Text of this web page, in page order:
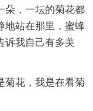
朵，一坛的菊花都
地站在那里，蜜蜂
诉我自己有多美
菊花，我是在看菊